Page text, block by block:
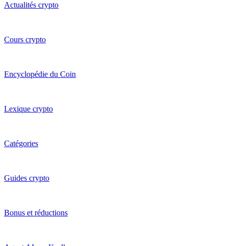
Actualités crypto
Cours crypto
Encyclopédie du Coin
Lexique crypto
Catégories
Guides crypto
Bonus et réductions